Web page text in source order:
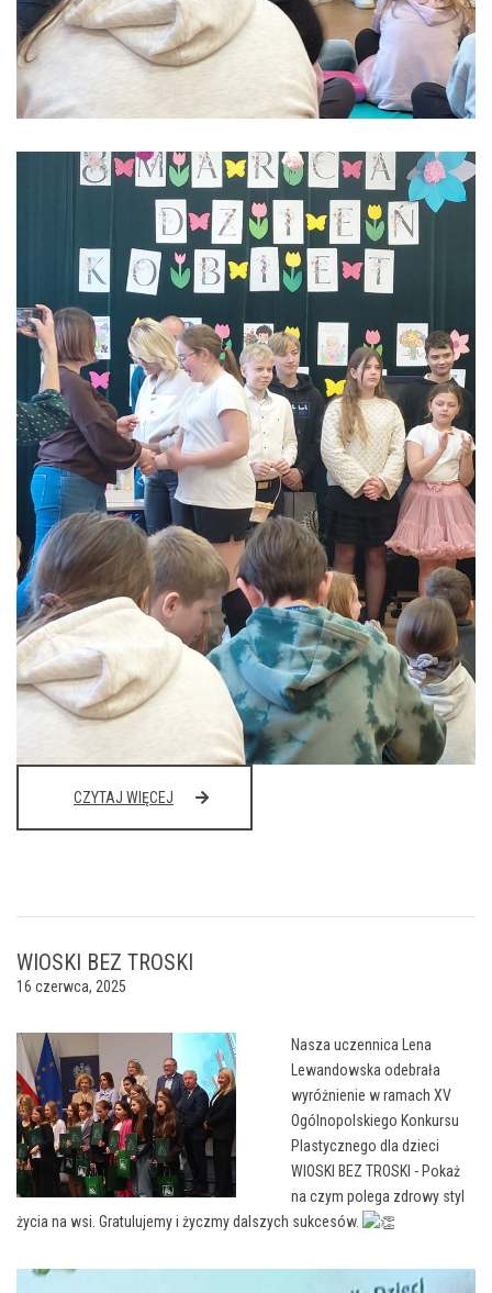
CZYTAJ WIĘCEJ SZKOLNE
WIOSKI BEZ TROSKI
16 czerwca, 2025
Nasza uczennica Lena
Lewandowska odebrała
wyróżnienie w ramach XV
Ogólnopolskiego Konkursu
Plastycznego dla dzieci
WIOSKI BEZ TROSKI - Pokaż
na czym polega zdrowy styl
życia na wsi. Gratulujemy i życzmy dalszych sukcesów.